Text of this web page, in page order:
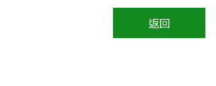
返回